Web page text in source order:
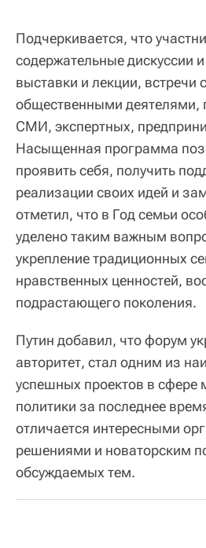
Подчеркивается, что
содержательные дискуссии
выставки и лекции, встречи
общественными деятелями,
СМИ, экспертных,
Насыщенная программа
проявить себя, получить
реализации своих идей и
отметил, что в Год семьи
уделено таким важным
укрепление традиционных
нравственных ценностей,
подрастающего поколения.
Путин добавил, что форум
авторитет, стал одним из
успешных проектов в сфере
политики за последнее
отличается интересными
решениями и новаторским
обсуждаемых тем.